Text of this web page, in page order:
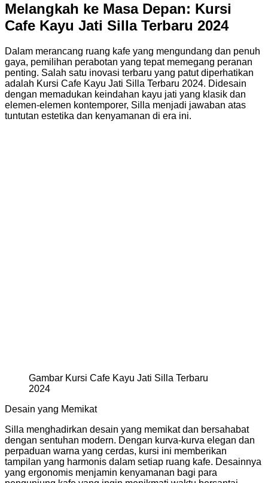
Melangkah ke Masa Depan: Kursi
Cafe Kayu Jati Silla Terbaru 2024
Dalam merancang ruang kafe yang mengundang dan penuh
gaya, pemilihan perabotan yang tepat memegang peranan
penting. Salah satu inovasi terbaru yang patut diperhatikan
adalah Kursi Cafe Kayu Jati Silla Terbaru 2024. Didesain
dengan memadukan keindahan kayu jati yang klasik dan
elemen-elemen kontemporer, Silla menjadi jawaban atas
tuntutan estetika dan kenyamanan di era ini.
Gambar Kursi Cafe Kayu Jati Silla Terbaru
2024
Desain yang Memikat
Silla menghadirkan desain yang memikat dan bersahabat
dengan sentuhan modern. Dengan kurva-kurva elegan dan
perpaduan warna yang cerdas, kursi ini memberikan
tampilan yang harmonis dalam setiap ruang kafe. Desainnya
yang ergonomis menjamin kenyamanan bagi para